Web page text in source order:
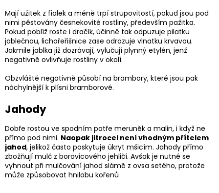
Mají užitek z fialek a méně trpí strupovitostí, pokud jsou pod
nimi pěstovány česnekovité rostliny, především pažitka.
Pokud poblíž roste i dračík, účinně tak odpuzuje pilatku
jablečnou, lichořeřišnice zase odrazuje vlnatku krvavou.
Jakmile jablka již dozrávají, vylučují plynný etylén, jenž
negativně ovlivňuje rostliny v okolí.
Obzvláště negativně působí na brambory, které jsou pak
náchylnější k plísni bramborové.
Jahody
Dobře rostou ve spodním patře meruněk a malin, i když ne
přímo pod nimi. Naopak jitrocel není vhodným přítelem
jahod, jelikož často poskytuje úkryt mšicím. Jahody přímo
zbožňují mulč z borovicového jehličí. Avšak je nutné se
vyhnout při mulčování jahod slámě z ovsa setého, protože
může způsobovat hnilobu kořenů